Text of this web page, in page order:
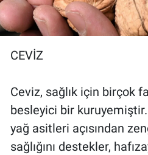
CEVİZ
Ceviz, sağlık için birçok
besleyici bir
yağ asitleri açısından
sağlığını destekler,